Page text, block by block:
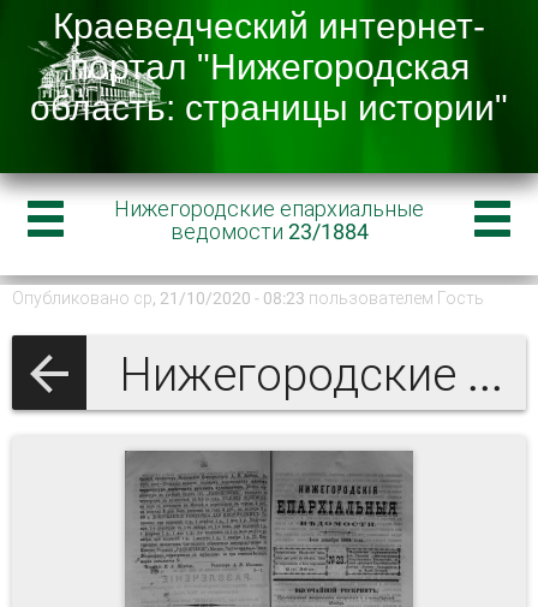
Нижегородские епархиальные
ведомости 23/1884
Опубликовано ср, 21/10/2020 - 08:23 пользователем Гость
Нижегородские епархиальные ведомости 1884